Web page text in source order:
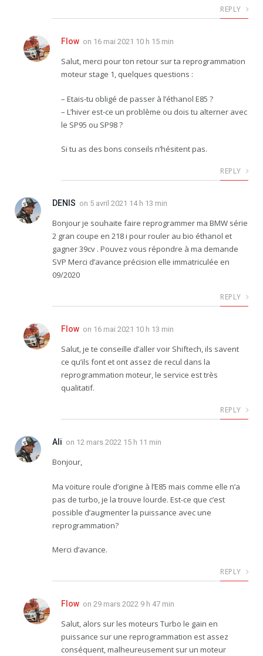
REPLY
Flow on 16 mai 2021 10 h 15 min
Salut, merci pour ton retour sur ta reprogrammation
moteur stage 1, quelques questions :
– Etais-tu obligé de passer à l’éthanol E85 ?
– L’hiver est-ce un problème ou dois tu alterner avec
le SP95 ou SP98 ?
Si tu as des bons conseils n’hésitent pas.
REPLY
DENIS on 5 avril 2021 14 h 13 min
Bonjour je souhaite faire reprogrammer ma BMW série
2 gran coupe en 218 i pour rouler au bio éthanol et
gagner 39cv . Pouvez vous répondre à ma demande
SVP Merci d’avance précision elle immatriculée en
09/2020
REPLY
Flow on 16 mai 2021 10 h 13 min
Salut, je te conseille d’aller voir Shiftech, ils savent
ce qu’ils font et ont assez de recul dans la
reprogrammation moteur, le service est très
qualitatif.
REPLY
Ali on 12 mars 2022 15 h 11 min
Bonjour,
Ma voiture roule d’origine à l’E85 mais comme elle n’a
pas de turbo, je la trouve lourde. Est-ce que c’est
possible d’augmenter la puissance avec une
reprogrammation?
Merci d’avance.
REPLY
Flow on 29 mars 2022 9 h 47 min
Salut, alors sur les moteurs Turbo le gain en
puissance sur une reprogrammation est assez
conséquent, malheureusement sur un moteur